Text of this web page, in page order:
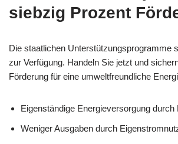
siebzig Prozent
Die staatlichen Unterstützungsprogramme
zur Verfügung. Handeln Sie jetzt und
Förderung für eine umweltfreundliche
Eigenständige Energieversorgung
Weniger Ausgaben durch